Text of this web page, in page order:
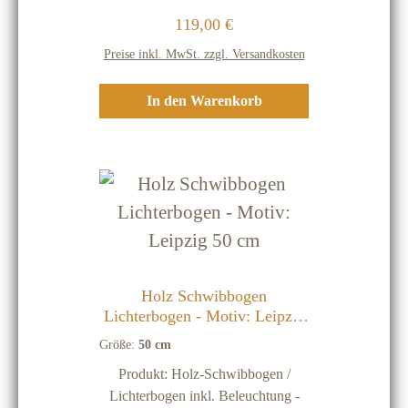
Beleuchtung mit 7 Lichter (inkl.
einer Ersatz-Glühbirne)
Lichtquelle (Brennpunkt) unter 30
Lumen hat, ist keine
Hinweise: Unsere Holz-
Schwibbögen werden ausschließlich
im Erzgebirge hergestellt! Holz ist
ein natürlicher Rohstoff, deshalb
oder Streifen keinen
Qualitätsmangel dar Holz-
schützen
Regulärer Preis:
119,00 €
Preise inkl. MwSt. zzgl. Versandkosten
In den Warenkorb
Holz Schwibbogen
Lichterbogen - Motiv: Leipzig
Größe: 50 cm
Produkt: Holz-Schwibbogen /
Lichterbogen inkl. Beleuchtung -